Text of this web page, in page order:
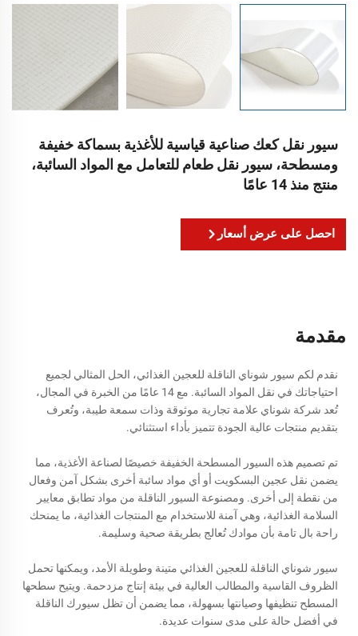
سيور نقل كعك صناعية قياسية للأغذية بسماكة خفيفة
ومسطحة، سيور نقل طعام للتعامل مع المواد السائبة،
منتج منذ 14 عامًا
احصل على عرض أسعار
مقدمة
نقدم لكم سيور شوناي الناقلة للعجين الغذائي، الحل المثالي لجميع
احتياجاتك في نقل المواد السائبة. مع 14 عامًا من الخبرة في المجال،
تُعد شركة شوناي علامة تجارية موثوقة وذات سمعة طيبة، وتُعرف
بتقديم منتجات عالية الجودة تتميز بأداء استثنائي.
تم تصميم هذه السيور المسطحة الخفيفة خصيصًا لصناعة الأغذية، مما
يضمن نقل عجين البسكويت أو أي مواد سائبة أخرى بشكل آمن وفعال
من نقطة إلى أخرى. ومصنوعة السيور الناقلة من مواد تطابق معايير
السلامة الغذائية، وهي آمنة للاستخدام مع المنتجات الغذائية، ما يمنحك
راحة بال تامة بأن موادك تُعالج بطريقة صحية وسليمة.
سيور شوناي الناقلة للعجين الغذائي متينة وطويلة الأمد، ويمكنها تحمل
الظروف القاسية والمطالب العالية في بيئة إنتاج مزدحمة. ويتيح سطحها
المسطح تنظيفها وصيانتها بسهولة، مما يضمن أن تظل سيورك الناقلة
في أفضل حالة على مدى سنوات عديدة.